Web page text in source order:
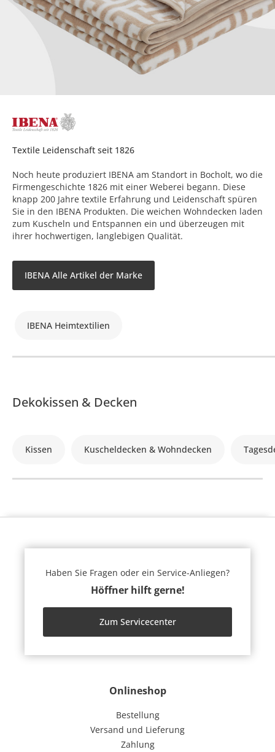
Textile Leidenschaft seit 1826
Noch heute produziert IBENA am Standort in Bocholt, wo die
Firmengeschichte 1826 mit einer Weberei begann. Diese
knapp 200 Jahre textile Erfahrung und Leidenschaft spüren
Sie in den IBENA Produkten. Die weichen Wohndecken laden
zum Kuscheln und Entspannen ein und überzeugen mit
ihrer hochwertigen, langlebigen Qualität.
IBENA Alle Artikel der Marke
IBENA Heimtextilien
Dekokissen & Decken
Kissen Kuscheldecken & Wohndecken
Onlineshop
Bestellung
Versand und Lieferung
Zahlung
Haben Sie Fragen oder ein Service-Anliegen?
Höffner hilft gerne!
Zum Servicecenter